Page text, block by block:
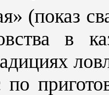
(показ
в
по